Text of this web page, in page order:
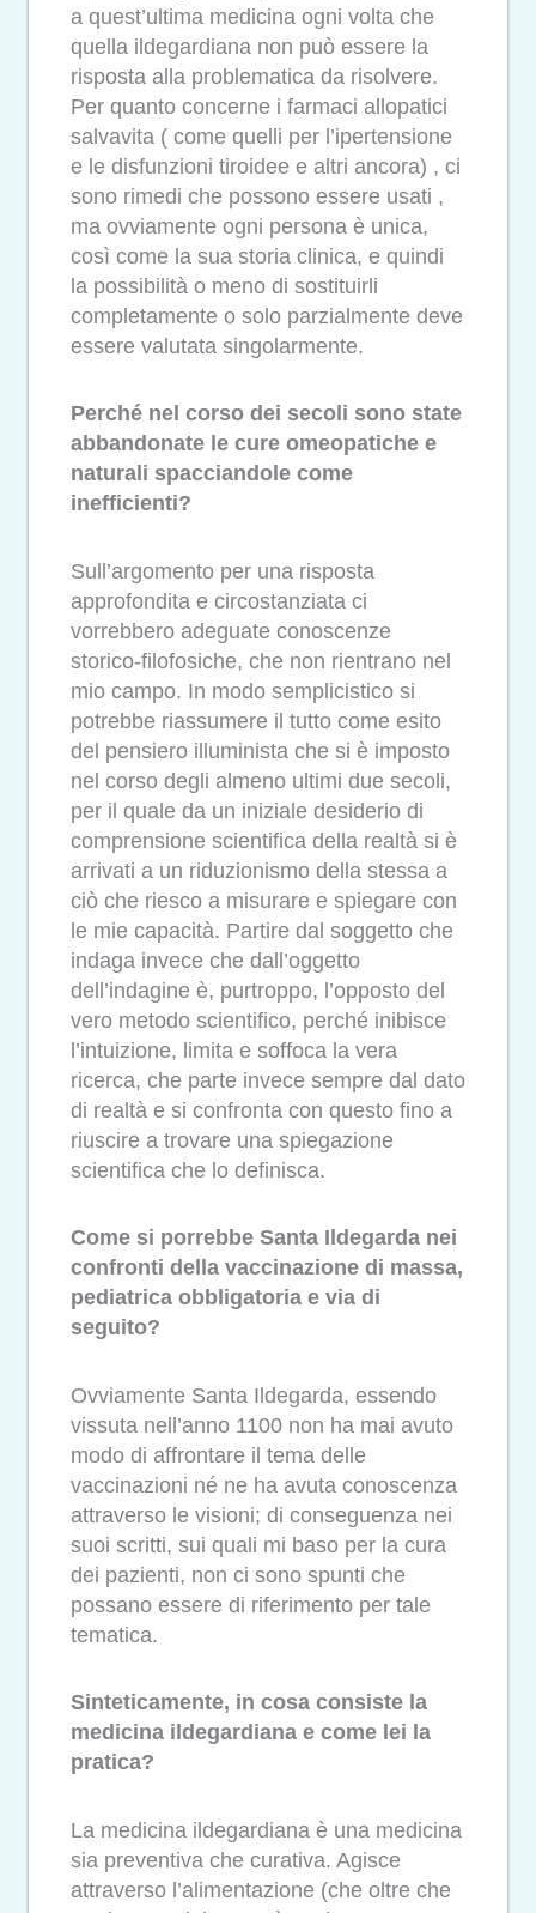
a quest’ultima medicina ogni volta che
quella ildegardiana non può essere la
risposta alla problematica da risolvere.
Per quanto concerne i farmaci allopatici
salvavita ( come quelli per l’ipertensione
e le disfunzioni tiroidee e altri ancora) , ci
sono rimedi che possono essere usati ,
ma ovviamente ogni persona è unica,
così come la sua storia clinica, e quindi
la possibilità o meno di sostituirli
completamente o solo parzialmente deve
essere valutata singolarmente.
Perché nel corso dei secoli sono state
abbandonate le cure omeopatiche e
naturali spacciandole come
inefficienti?
Sull’argomento per una risposta
approfondita e circostanziata ci
vorrebbero adeguate conoscenze
storico-filofosiche, che non rientrano nel
mio campo. In modo semplicistico si
potrebbe riassumere il tutto come esito
del pensiero illuminista che si è imposto
nel corso degli almeno ultimi due secoli,
per il quale da un iniziale desiderio di
comprensione scientifica della realtà si è
arrivati a un riduzionismo della stessa a
ciò che riesco a misurare e spiegare con
le mie capacità. Partire dal soggetto che
indaga invece che dall’oggetto
dell’indagine è, purtroppo, l’opposto del
vero metodo scientifico, perché inibisce
l’intuizione, limita e soffoca la vera
ricerca, che parte invece sempre dal dato
di realtà e si confronta con questo fino a
riuscire a trovare una spiegazione
scientifica che lo definisca.
Come si porrebbe Santa Ildegarda nei
confronti della vaccinazione di massa,
pediatrica obbligatoria e via di
seguito?
Ovviamente Santa Ildegarda, essendo
vissuta nell’anno 1100 non ha mai avuto
modo di affrontare il tema delle
vaccinazioni né ne ha avuta conoscenza
attraverso le visioni; di conseguenza nei
suoi scritti, sui quali mi baso per la cura
dei pazienti, non ci sono spunti che
possano essere di riferimento per tale
tematica.
Sinteticamente, in cosa consiste la
medicina ildegardiana e come lei la
pratica?
La medicina ildegardiana è una medicina
sia preventiva che curativa. Agisce
attraverso l’alimentazione (che oltre che